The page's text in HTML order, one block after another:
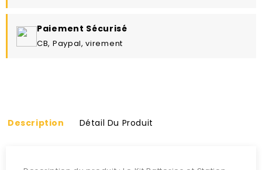
Paiement Sécurisé
CB, Paypal, virement
Description Détail Du Produit